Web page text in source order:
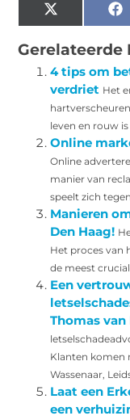
X
(Twitter)
Gerelateerde
4 tips om
verdriet Het
leven en rouw
Online
Online
manier van
speelt zich
Manieren
Den Haag!
Het proces van
de meest
Een
Thomas
Klanten komen
Wassenaar,
Laat een
een